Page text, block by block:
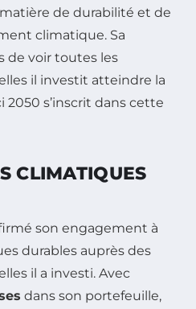
de durabilité et de
climatique. Sa
de voir toutes les
il investit atteindre la
2050 s’inscrit dans cette
CLIMATIQUES
son engagement à
durables auprès des
il a investi. Avec
dans son portefeuille,